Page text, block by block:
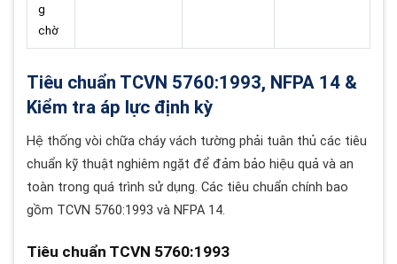
g
chờ
Tiêu chuẩn TCVN 5760:1993, NFPA 14 &
Kiểm tra áp lực định kỳ
Hệ thống vòi chữa cháy vách tường phải tuân thủ các tiêu
chuẩn kỹ thuật nghiêm ngặt để đảm bảo hiệu quả và an
toàn trong quá trình sử dụng. Các tiêu chuẩn chính bao
gồm TCVN 5760:1993 và NFPA 14.
Tiêu chuẩn TCVN 5760:1993